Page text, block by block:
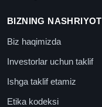
BIZNING NASHRIYOT
Biz haqimizda
Investorlar uchun taklif
Ishga taklif etamiz
Etika kodeksi